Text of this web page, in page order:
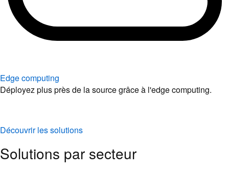
Edge computing
Déployez plus près de la source grâce à l'edge computing.
Découvrir les solutions
Solutions par secteur